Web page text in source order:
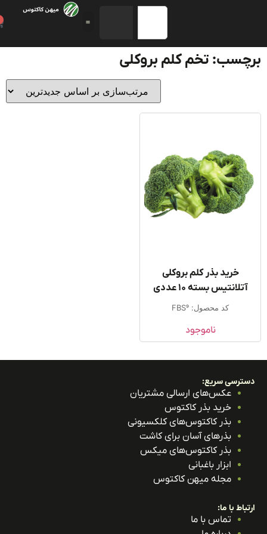
تخم کلم بروکلی
خرید بذر کلم بروکلی
آتلانتیس بسته ۱۰ عددی
کد محصول: FBS9
ناموجود
سریع:
عکس‌های ارسالی مشتریان
خرید بذر کاکتوس
بذر کاکتوس‌های کلکسیونی
بذرهای آسان برای کاشت
بذر کاکتوس‌های میکس
ابزار باغبانی
مجله میهن کاکتوس
با ما:
تماس با ما